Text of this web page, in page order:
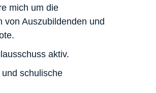
mich um die
von Auszubildenden und
aktiv.
schulische